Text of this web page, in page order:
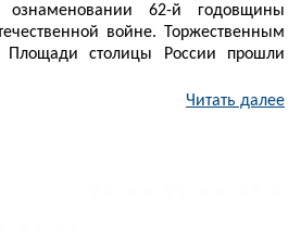
62-й годовщины
войне. Торжественным
столицы России прошли
Читать далее